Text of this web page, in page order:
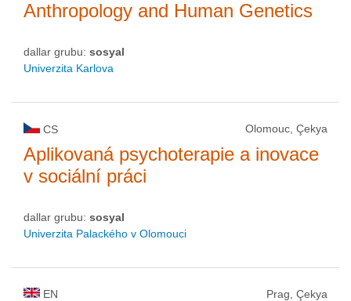
Anthropology and Human Genetics
dallar grubu: sosyal
Univerzita Karlova
CS Olomouc, Çekya
Aplikovaná psychoterapie a inovace
v sociální práci
dallar grubu: sosyal
Univerzita Palackého v Olomouci
EN Prag, Çekya